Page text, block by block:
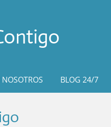
BLOG 24/7